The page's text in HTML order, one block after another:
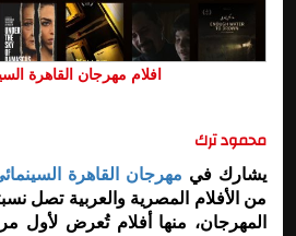
افلام مهرجان القاهرة
محمود ترك
يشارك في مهرجان القاهرة
المهرجان، منها أفلام تُعرض لأول